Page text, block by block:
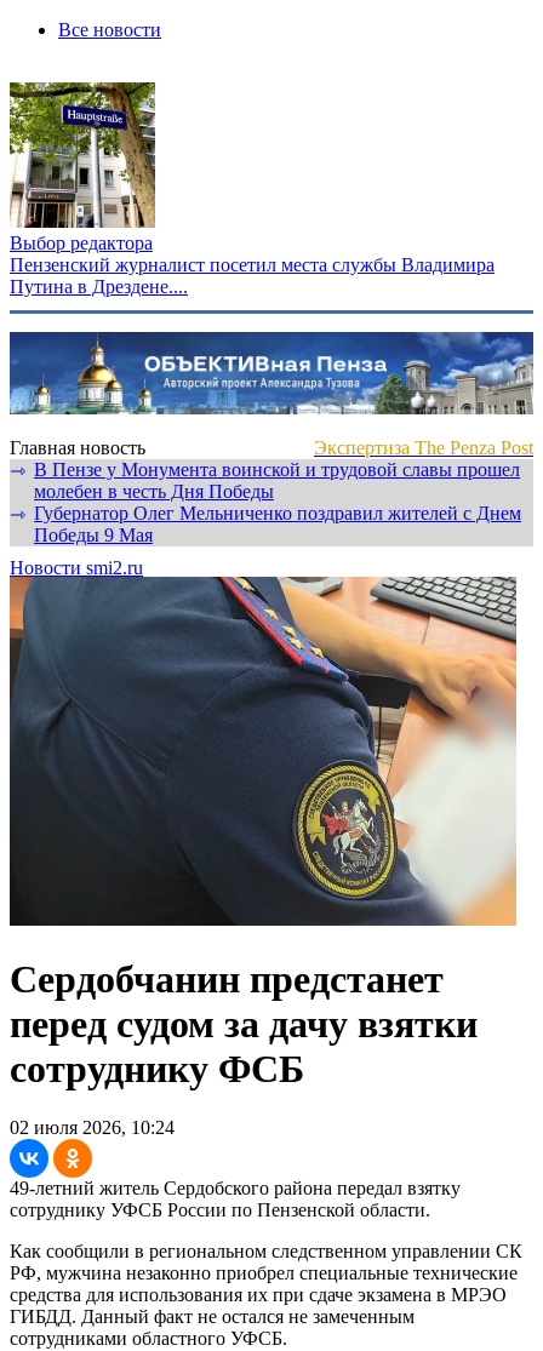
Все новости
Выбор редактора
Пензенский журналист посетил места службы Владимира
Путина в Дрездене....
Главная новость
Экспертиза The Penza Post
⇾ В Пензе у Монумента воинской и трудовой славы прошел
молебен в честь Дня Победы
⇾ Губернатор Олег Мельниченко поздравил жителей с Днем
Победы 9 Мая
Новости smi2.ru
Сердобчанин предстанет
перед судом за дачу взятки
сотруднику ФСБ
02 июля 2026, 10:24
49-летний житель Сердобского района передал взятку
сотруднику УФСБ России по Пензенской области.
Как сообщили в региональном следственном управлении СК
РФ, мужчина незаконно приобрел специальные технические
средства для использования их при сдаче экзамена в МРЭО
ГИБДД. Данный факт не остался не замеченным
сотрудниками областного УФСБ.